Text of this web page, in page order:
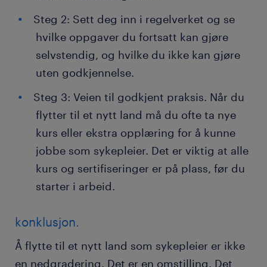
Steg 2: Sett deg inn i regelverket og se
hvilke oppgaver du fortsatt kan gjøre
selvstendig, og hvilke du ikke kan gjøre
uten godkjennelse.
Steg 3: Veien til godkjent praksis. Når du
flytter til et nytt land må du ofte ta nye
kurs eller ekstra opplæring for å kunne
jobbe som sykepleier. Det er viktig at alle
kurs og sertifiseringer er på plass, før du
starter i arbeid.
konklusjon.
Å flytte til et nytt land som sykepleier er ikke
en nedgradering. Det er en omstilling. Det